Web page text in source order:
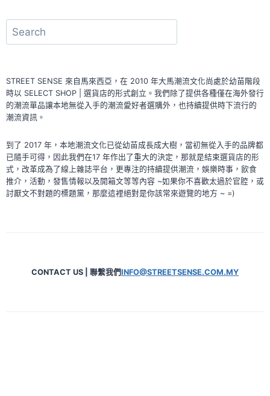
搜
尋
STREET SENSE 來自馬來西亞，在 2010 年大馬潮流文化尚處於幼苗階段
時以 SELECT SHOP | 選貨店的形式創立。我們除了提供各種僅在海外發行
的潮流單品讓本地無從入手的潮流愛好者選購外，也持續提供時下流行的
潮流資訊。
到了 2017 年，本地潮流文化已從幼苗成長成大樹，當初無從入手的品牌都
已隨手可得，因此我們在17 年作出了重大的決定，那就是結束選貨店的形
式，改革成為了線上雜誌平台，更專注的持續提供潮流，娛樂時事，飲食
推介，活動，發售情報以及開箱文等等內容 ~如果你不喜歡太過於官腔，或
討厭文不對題的標題黨，那麼這裡絕對是你該常來遊覽的地方 ~ =)
CONTACT US | 聯繫我們INFO@STREETSENSE.COM.MY